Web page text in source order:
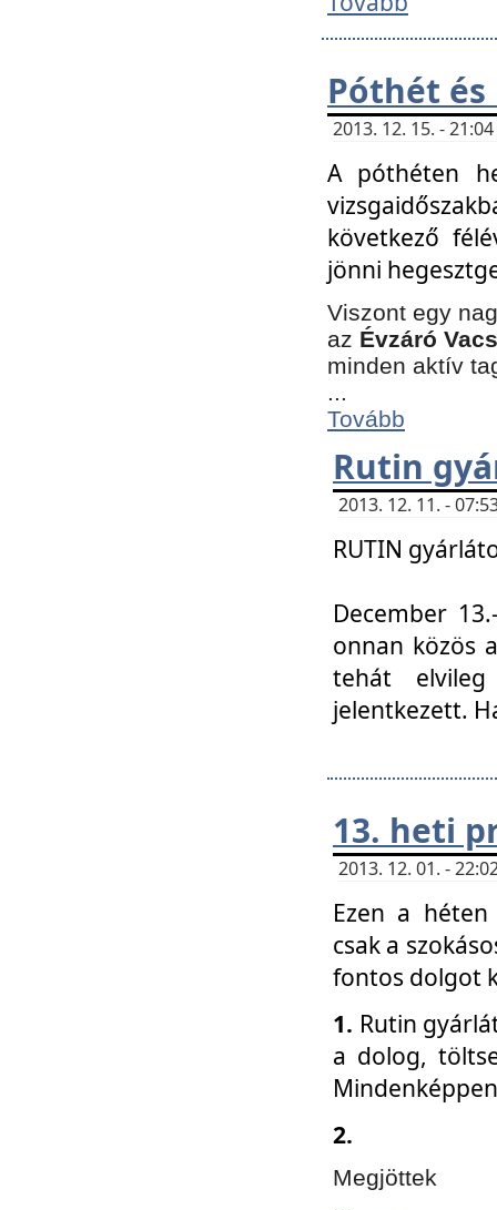
Póthét és
2013. 12. 15. -
A póthéten
következő
jönni
Viszont egy
az Évzáró
minden aktív
...
Tovább
Rutin
2013. 12. 11. -
RUTIN
December
onnan közös
tehát
jelentkezett.
13. heti
2013. 12. 01. -
Ezen a
csak a
fontos dolgot
1. Rutin
a dolog,
2.
Megjöttek
...